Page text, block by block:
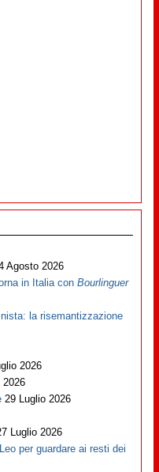
Agosto 2026
in Italia conBourlinguer
la risemantizzazione
2026
2026
29 Luglio 2026
Luglio 2026
per guardare ai resti dei